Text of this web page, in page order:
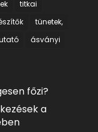
titkai
tünetek,
ásványi
főzi?
a